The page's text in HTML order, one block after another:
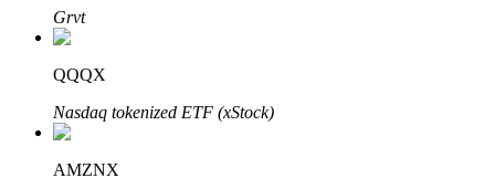
了解如何賺取穩定收入
Bitrue
Grvt
QQQX
Nasdaq tokenized ETF (xStock)
AMZNX